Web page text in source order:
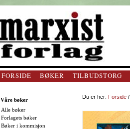
FORSIDE BØKER TILBUDSTORG
Våre bøker
Alle bøker
Forlagets bøker
Bøker i kommisjon
Du er her: Forside /